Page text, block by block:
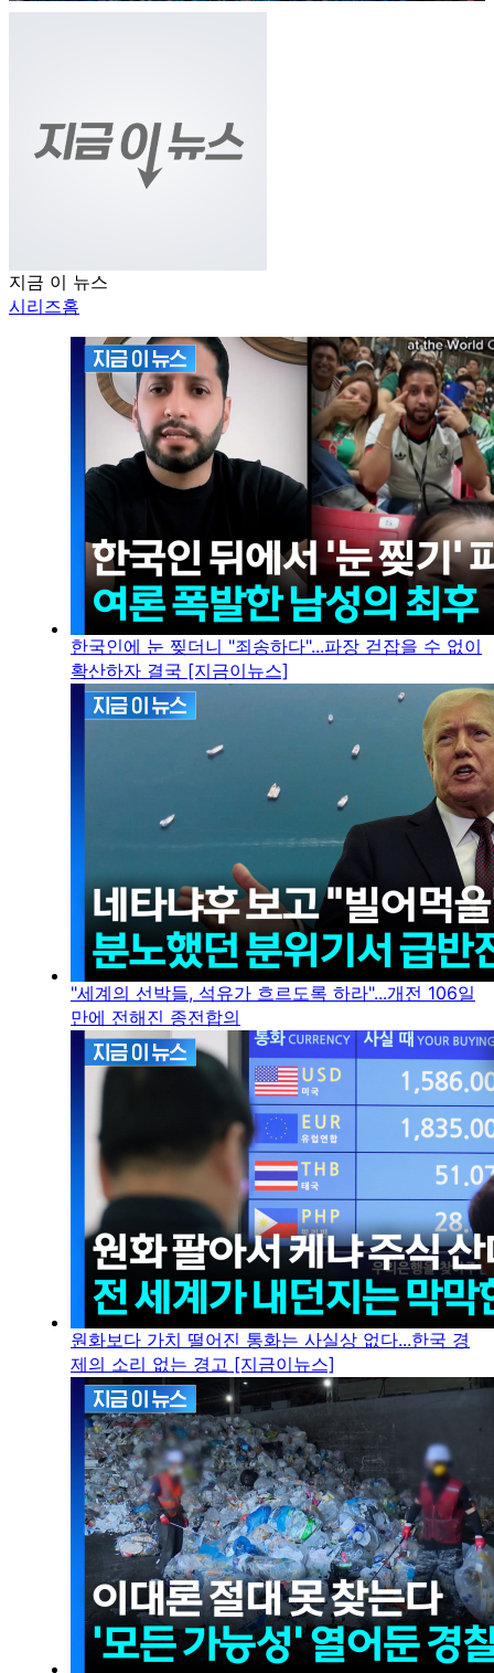
지금 이 뉴스
시리즈홈
한국인에 눈 찢더니 "죄송하다"...파장 걷잡을 수 없이
확산하자 결국 [지금이뉴스]
"세계의 선박들, 석유가 흐르도록 하라"...개전 106일
만에 전해진 종전합의
원화보다 가치 떨어진 통화는 사실상 없다...한국 경
제의 소리 없는 경고 [지금이뉴스]